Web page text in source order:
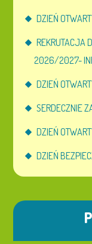
DZIEŃ
REKRUTACJA
2026/2027-
DZIEŃ
SERDECZNIE
DZIEŃ
DZIEŃ